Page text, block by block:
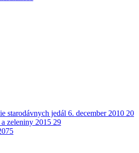
starodávnych jedál 6. december 2010 20
zeleniny 2015 29